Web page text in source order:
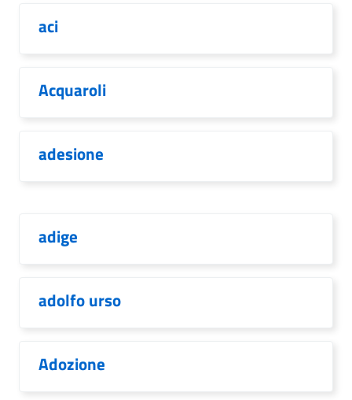
aci
Acquaroli
adesione
adige
adolfo urso
Adozione